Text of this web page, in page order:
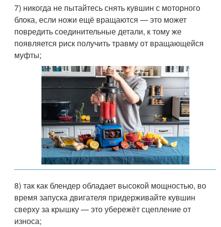
7) никогда не пытайтесь снять кувшин с моторного
блока, если ножи ещё вращаются — это может
повредить соединительные детали, к тому же
появляется риск получить травму от вращающейся
муфты;
8) так как блендер обладает высокой мощностью, во
время запуска двигателя придерживайте кувшин
сверху за крышку — это убережёт сцепление от
износа;